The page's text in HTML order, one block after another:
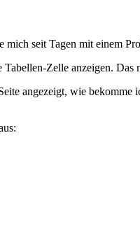
seit Tagen mit einem
Zelle anzeigen.
angezeigt, wie